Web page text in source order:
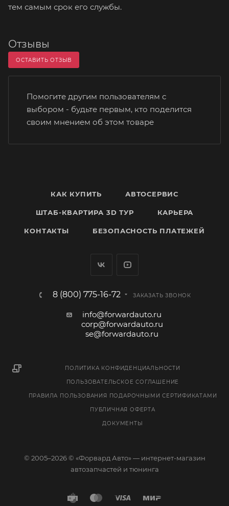
тем самым срок его службы.
Отзывы
ОСТАВИТЬ ОТЗЫВ
Помогите другим пользователям с
выбором - будьте первым, кто поделится
своим мнением об этом товаре
КАК КУПИТЬ АВТОСЕРВИС
ШТАБ-КВАРТИРА 3D ТУР КАРЬЕРА
КОНТАКТЫ БЕЗОПАСНОСТЬ ПЛАТЕЖЕЙ
8 (800) 775-16-72 ЗАКАЗАТЬ ЗВОНОК
info@forwardauto.ru
corp@forwardauto.ru
se@forwardauto.ru
ПОЛИТИКА КОНФИДЕНЦИАЛЬНОСТИ
ПОЛЬЗОВАТЕЛЬСКОЕ СОГЛАШЕНИЕ
ПРАВИЛА ПОЛЬЗОВАНИЯ ПОДАРОЧНЫМИ СЕРТИФИКАТАМИ
ПУБЛИЧНАЯ ОФЕРТА
ДОКУМЕНТЫ
© 2005–2026 © «Форвард Авто» — интернет-магазин
автозапчастей и тюнинга